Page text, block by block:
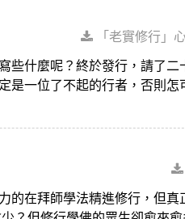
「老實修行」
些什麼呢？終於發行，請了
是一位了不起的行者，否則怎
在拜師學法精進修行，但真